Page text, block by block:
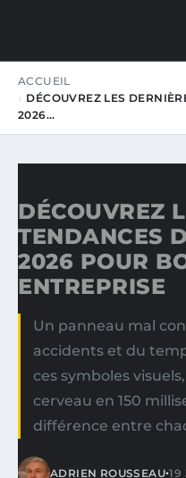
LE
ACCUEIL
DÉCOUVREZ LES
2026…
DÉCOUVREZ
TENDANCES
2026 POUR
ENTREPRISE
Un panneau mal
accidents et du
ces symboles
cerveau en 150
différence entre
ADRIEN ROUSSEAU•19